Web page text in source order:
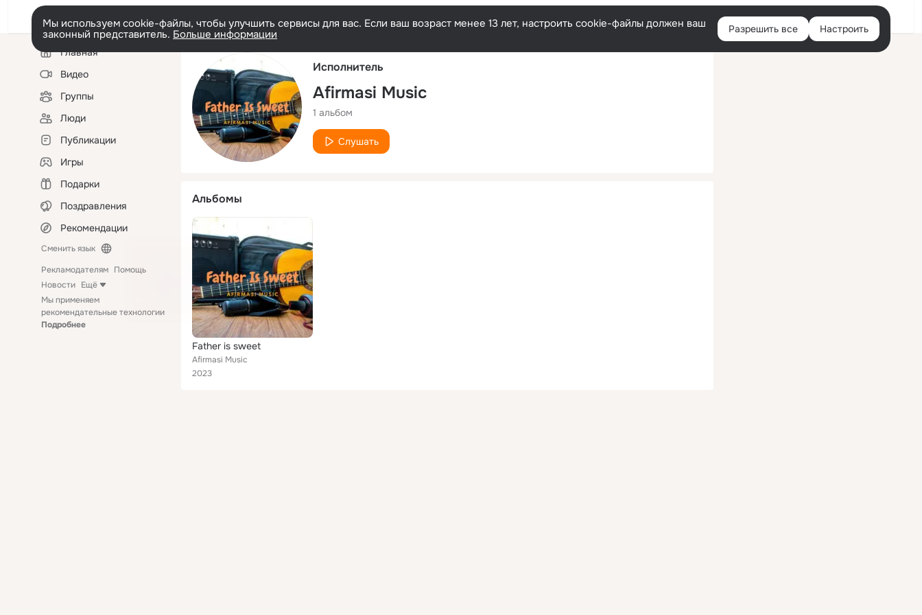
Русский Войти
Мы используем cookie-файлы, чтобы улучшить сервисы для вас. Если ваш возраст менее 13 лет, настроить cookie-файлы должен ваш
законный представитель. Больше информации Разрешить все Настроить
Левая
колонкаГлавная
Видео
Группы
Люди
Публикации
Игры
Подарки
Поздравления
Рекомендации
Сменить язык
Рекламодателям Помощь
Новости Ещё
Мы применяем
рекомендательные технологии
Подробнее
Исполнитель
Afirmasi Music
1 альбом
Слушать
Альбомы
Father is sweet
Afirmasi Music
2023